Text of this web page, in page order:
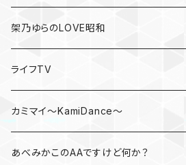
架乃ゆらのLOVE昭和
ライフTV
カミマイ～KamiDance～
あべみかこのAAですけど何か？